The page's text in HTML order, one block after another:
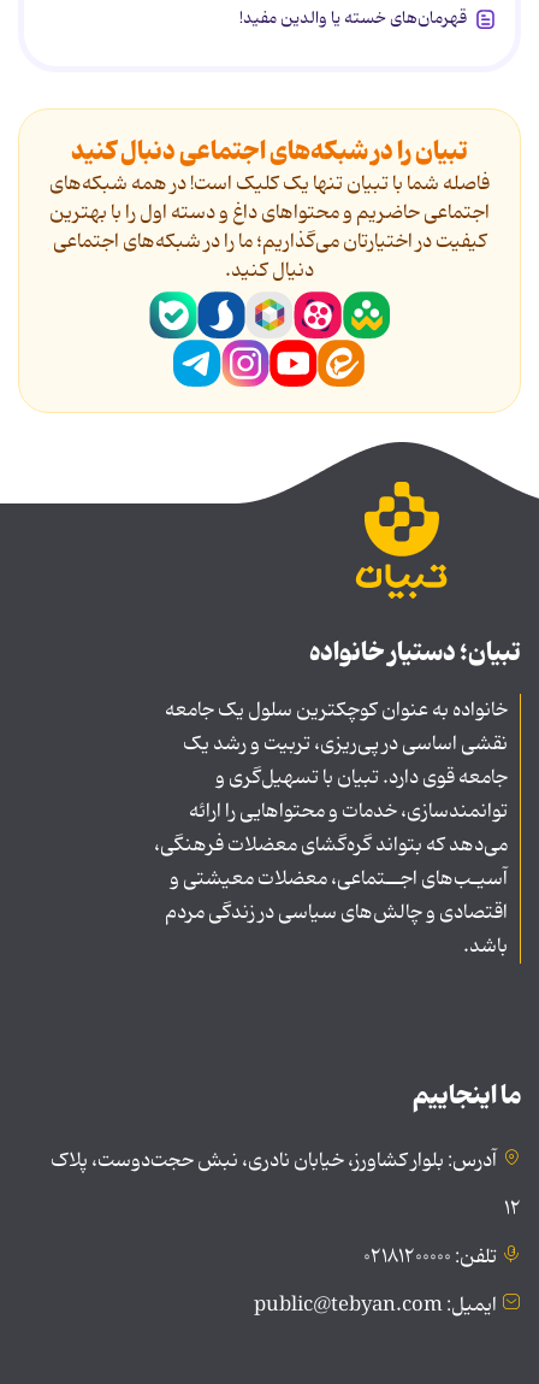
قهرمان‌های خسته یا والدین مفید!
تبیان را در شبکه‌های اجتماعی دنبال کنید
فاصله شما با تبیان تنها یک کلیک است! در همه شبکه‌های
اجتماعی حاضریم و محتواهای داغ و دسته اول را با بهترین
کیفیت در اختیارتان می‌گذاریم؛ ما را در شبکه‌های اجتماعی
دنیال کنید.
تبیان؛ دستیار خانواده
خانواده به عنوان کوچکترین سلول یک جامعه
نقشی اساسی در پی‌ریزی، تربیت و رشد یک
جامعه قوی دارد. تبیان با تسهیل‌گری و
توانمندسازی، خدمات و محتواهایی را ارائه
می‌دهد که بتواند گره‌گشای معضلات فرهنگی،
آسیـب‌های اجــتماعی، معضلات معیشتی و
اقتصادی و چالش‌های سیاسی در زندگی مردم
باشد.
ما اینجاییم
آدرس: بلوار کشاورز، خیابان نادری، نبش حجت‌دوست، پلاک
۱۲
تلفن: ۰۲۱۸۱۲۰۰۰۰۰
ایمیل: public@tebyan.com